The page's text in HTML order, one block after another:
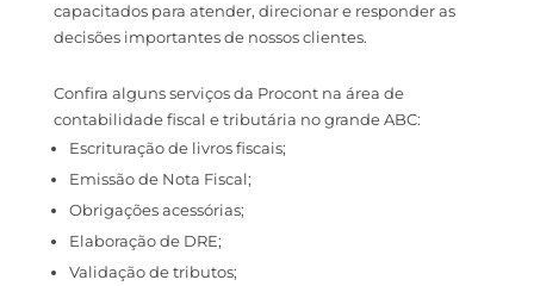
capacitados para atender, direcionar e responder as
decisões importantes de nossos clientes.
Confira alguns serviços da Procont na área de
contabilidade fiscal e tributária no grande ABC:
Escrituração de livros fiscais;
Emissão de Nota Fiscal;
Obrigações acessórias;
Elaboração de DRE;
Validação de tributos;